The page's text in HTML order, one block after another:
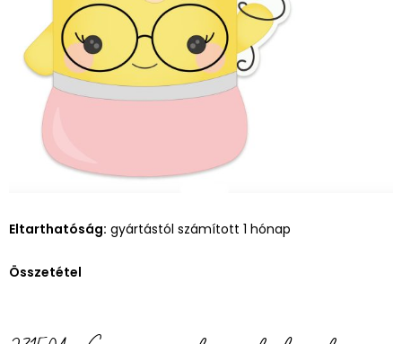
Eltarthatóság: gyártástól számított 1 hónap
Összetétel